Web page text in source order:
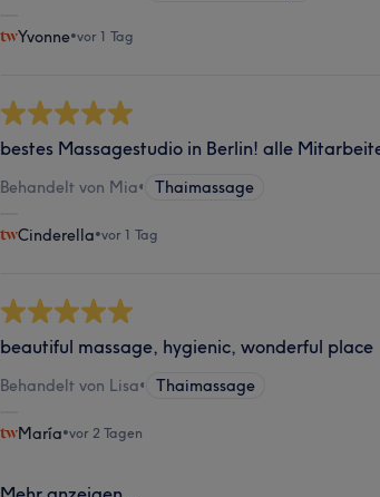
Yvonne•vor 1 Tag
bestes Massagestudio in Berlin! alle
Behandelt von Mia• Thaimassage
Cinderella•vor 1 Tag
beautiful massage, hygienic, wonderful place
Behandelt von Lisa• Thaimassage
María•vor 2 Tagen